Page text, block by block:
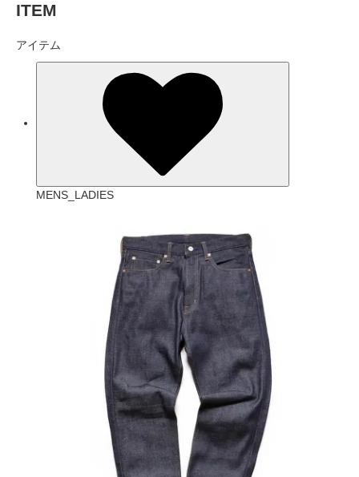
ITEM
アイテム
MENS_LADIES